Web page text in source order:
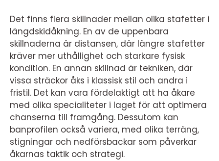
Det finns flera skillnader mellan olika stafetter i
längdskidåkning. En av de uppenbara
skillnaderna är distansen, där längre stafetter
kräver mer uthållighet och starkare fysisk
kondition. En annan skillnad är tekniken, där
vissa sträckor åks i klassisk stil och andra i
fristil. Det kan vara fördelaktigt att ha åkare
med olika specialiteter i laget för att optimera
chanserna till framgång. Dessutom kan
banprofilen också variera, med olika terräng,
stigningar och nedförsbackar som påverkar
åkarnas taktik och strategi.